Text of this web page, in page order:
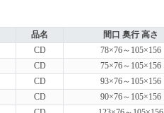
品名 間口 奥行 高さ
CD 78×76～105×156
CD 75×76～105×156
CD 93×76～105×156
CD 90×76～105×156